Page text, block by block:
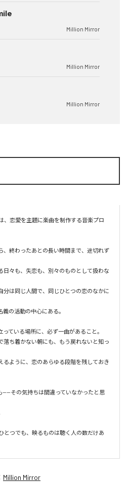
Million Mirror
Million Mirror
Million Mirror
、恋愛を主題に楽曲を制作する音楽プロ
、終わったあとの長い時間まで、途切れず
日々も、失恋も、別々のものとして扱わな
分は同じ人間で、同じひとつの恋のなかに
の活動の中心にある。
ている場所に、必ず一曲があること。
落ち着かない朝にも、もう戻れないと知っ
るように、恋のあらゆる段階を残しておき
——その気持ちは間違っていなかったと思
とつでも、映るものは聴く人の数だけあ
Million Mirror